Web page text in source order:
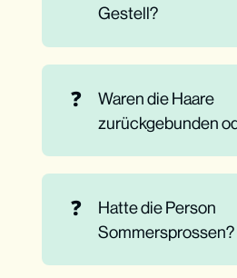
Gestell?
❓
Waren die Haare
zurückgebunden
❓
Hatte die Person
Sommersprossen?